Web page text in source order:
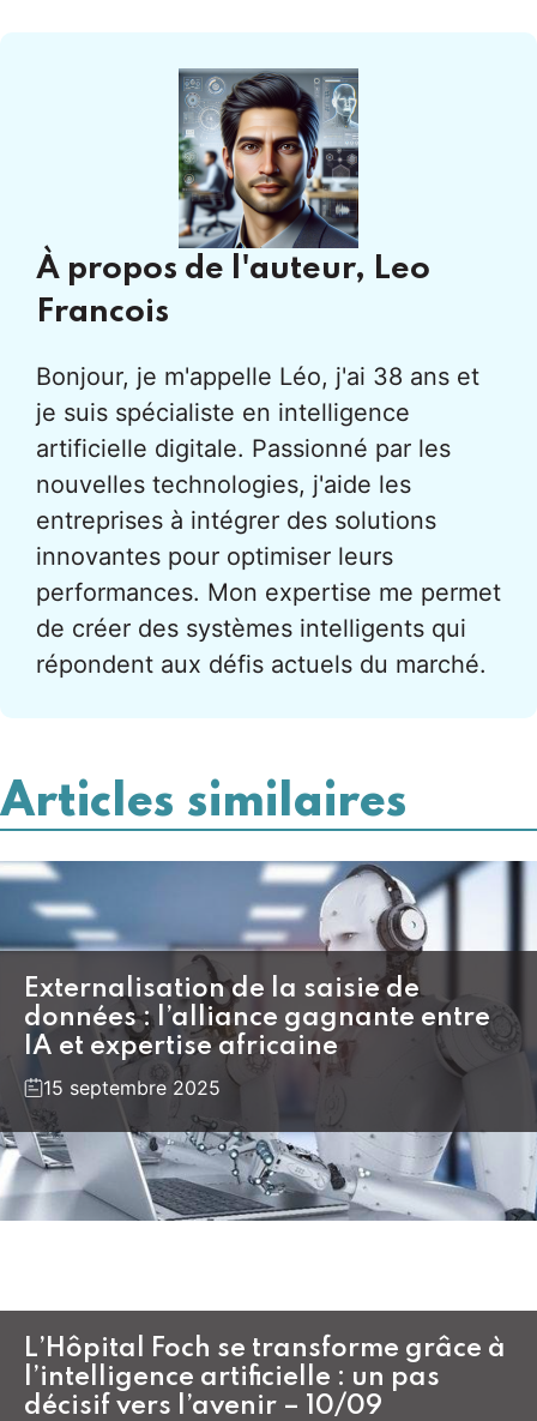
À propos de l'auteur, Leo
Francois
Bonjour, je m'appelle Léo, j'ai 38 ans et
je suis spécialiste en intelligence
artificielle digitale. Passionné par les
nouvelles technologies, j'aide les
entreprises à intégrer des solutions
innovantes pour optimiser leurs
performances. Mon expertise me permet
de créer des systèmes intelligents qui
répondent aux défis actuels du marché.
Articles similaires
Externalisation de la saisie de
données : l’alliance gagnante entre
IA et expertise africaine
15 septembre 2025
L’Hôpital Foch se transforme grâce à
l’intelligence artificielle : un pas
décisif vers l’avenir – 10/09